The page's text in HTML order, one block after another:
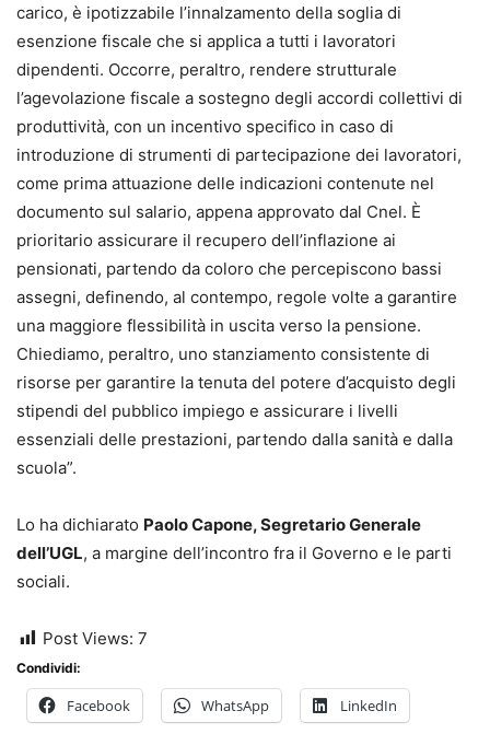
carico, è ipotizzabile l’innalzamento della soglia di
esenzione fiscale che si applica a tutti i lavoratori
dipendenti. Occorre, peraltro, rendere strutturale
l’agevolazione fiscale a sostegno degli accordi collettivi di
produttività, con un incentivo specifico in caso di
introduzione di strumenti di partecipazione dei lavoratori,
come prima attuazione delle indicazioni contenute nel
documento sul salario, appena approvato dal Cnel. È
prioritario assicurare il recupero dell’inflazione ai
pensionati, partendo da coloro che percepiscono bassi
assegni, definendo, al contempo, regole volte a garantire
una maggiore flessibilità in uscita verso la pensione.
Chiediamo, peraltro, uno stanziamento consistente di
risorse per garantire la tenuta del potere d’acquisto degli
stipendi del pubblico impiego e assicurare i livelli
essenziali delle prestazioni, partendo dalla sanità e dalla
scuola”.
Lo ha dichiarato Paolo Capone, Segretario Generale
dell’UGL, a margine dell’incontro fra il Governo e le parti
sociali.
Post Views: 7
Condividi:
Facebook WhatsApp LinkedIn